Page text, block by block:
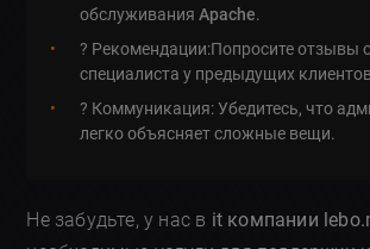
обслуживанияApache.
? Рекомендации:Попросите отзывы
специалиста у предыдущих
? Коммуникация: Убедитесь, что
легко объясняет сложные вещи.
Не забудьте, у нас в it компании